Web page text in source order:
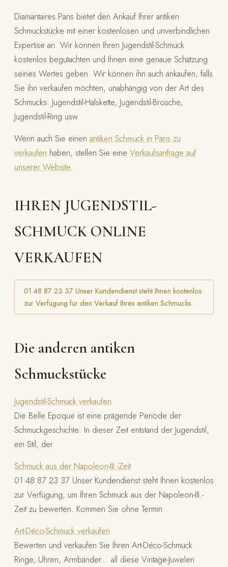
Diamantaires Paris bietet den Ankauf Ihrer antiken
Schmuckstücke mit einer kostenlosen und unverbindlichen
Expertise an. Wir können Ihren Jugendstil-Schmuck
kostenlos begutachten und Ihnen eine genaue Schätzung
seines Wertes geben. Wir können ihn auch ankaufen, falls
Sie ihn verkaufen möchten, unabhängig von der Art des
Schmucks: Jugendstil-Halskette, Jugendstil-Brosche,
Jugendstil-Ring usw.
Wenn auch Sie einen antiken Schmuck in Paris zu
verkaufen haben, stellen Sie eine Verkaufsanfrage auf
unserer Website.
IHREN JUGENDSTIL-
SCHMUCK ONLINE
VERKAUFEN
01 48 87 23 37 Unser Kundendienst steht Ihnen kostenlos
zur Verfügung für den Verkauf Ihres antiken Schmucks.
Die anderen antiken
Schmuckstücke
Jugendstil-Schmuck verkaufen
Die Belle Epoque ist eine prägende Periode der
Schmuckgeschichte: In dieser Zeit entstand der Jugendstil,
ein Stil, der
Schmuck aus der Napoleon-III.-Zeit
01 48 87 23 37 Unser Kundendienst steht Ihnen kostenlos
zur Verfügung, um Ihren Schmuck aus der Napoleon-III.-
Zeit zu bewerten. Kommen Sie ohne Termin
Art-Déco-Schmuck verkaufen
Bewerten und verkaufen Sie Ihren Art-Déco-Schmuck
Ringe, Uhren, Armbänder… all diese Vintage-Juwelen